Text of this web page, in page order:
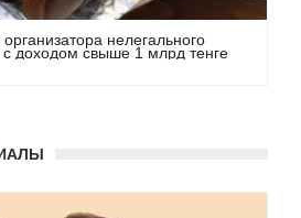
нелегального
с доходом свыше 1 млрд тенге